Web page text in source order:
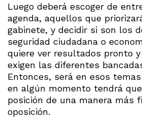
Luego deberá escoger de
agenda, aquellos que
gabinete, y decidir si son los
seguridad ciudadana o
quiere ver resultados pronto
exigen las diferentes
Entonces, será en esos
en algún momento tendrá
posición de una manera más
oposición.